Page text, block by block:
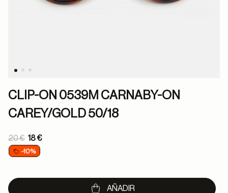
CLIP-ON 0539M CARNABY-ON
CAREY/GOLD 50/18
Price reduced from
20 €
to
18 €
-10%
AÑADIR